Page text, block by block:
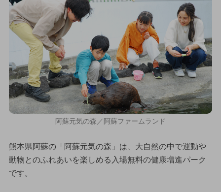
阿蘇元気の森／阿蘇ファームランド
熊本県阿蘇の「阿蘇元気の森」は、大自然の中で運動や
動物とのふれあいを楽しめる入場無料の健康増進パーク
です。